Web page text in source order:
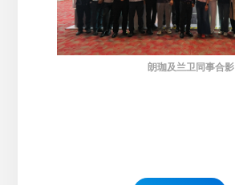
朗珈及兰卫同事合影